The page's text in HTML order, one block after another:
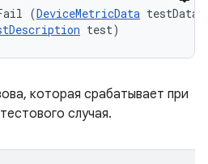
(DeviceMetricData
test)
которая срабатывает при
случая.